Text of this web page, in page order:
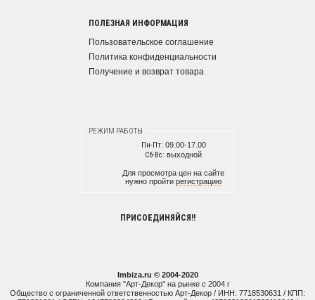
ПОЛЕЗНАЯ ИНФОРМАЦИЯ
Пользовательское соглашение
Политика конфиденциальности
Получение и возврат товара
РЕЖИМ РАБОТЫ
Пн-Пт: 09.00-17.00
Сб-Вс: выходной
Для просмотра цен на сайте
нужно пройти регистрацию
ПРИСОЕДИНЯЙСЯ!!
Imbiza.ru © 2004-2020
Компания "Арт-Декор" на рынке с 2004 г
Общество с ограниченной ответственностью Арт-Декор / ИНН: 7718530631 / КПП: